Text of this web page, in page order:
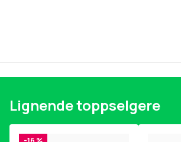
2 x Hodebørster
4 x Moppkluter
6 x Sidebørster
Lignende toppselgere